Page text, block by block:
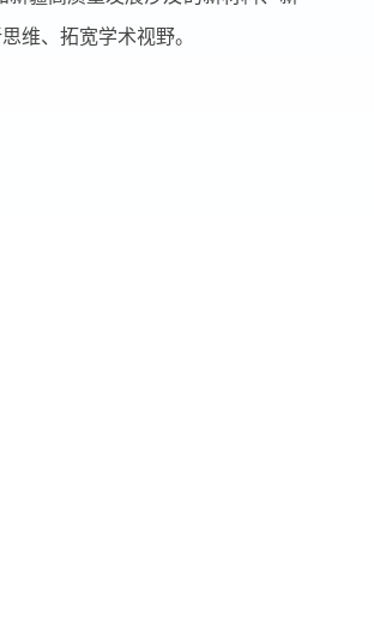
维、拓宽学术视野。